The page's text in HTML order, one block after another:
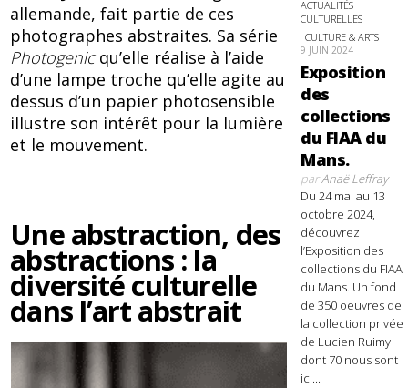
allemande, fait partie de ces
photographes abstraites. Sa série
Photogenicqu’elle réalise à l’aide
d’une lampe troche qu’elle agite au
dessus d’un papier photosensible
illustre son intérêt pour la lumière
et le mouvement.
Une abstraction, des
abstractions : la
diversité culturelle
dans l’art abstrait
ACTUALITÉS
CULTURELLES
CULTURE & ARTS
9 JUIN 2024
Exposition
des
collections
du FIAA du
Mans.
parAnaë Leffray
Du 24 mai au 13
octobre 2024,
découvrez
l’Exposition des
collections du FIAA
du Mans. Un fond
de 350 oeuvres de
la collection privée
de Lucien Ruimy
dont 70 nous sont
ici...